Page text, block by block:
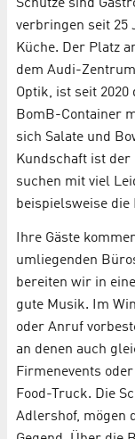
Schütze sind
verbringen seit 25
Küche. Der Platz
dem Audi-
Optik, ist seit
BomB-Container
sich Salate und
Kundschaft ist der
suchen mit viel
beispielsweise
Ihre Gäste
umliegenden
bereiten wir in
gute Musik. Im
oder Anruf
an denen auch
Firmenevents
Food-Truck. Die
Adlershof, mögen